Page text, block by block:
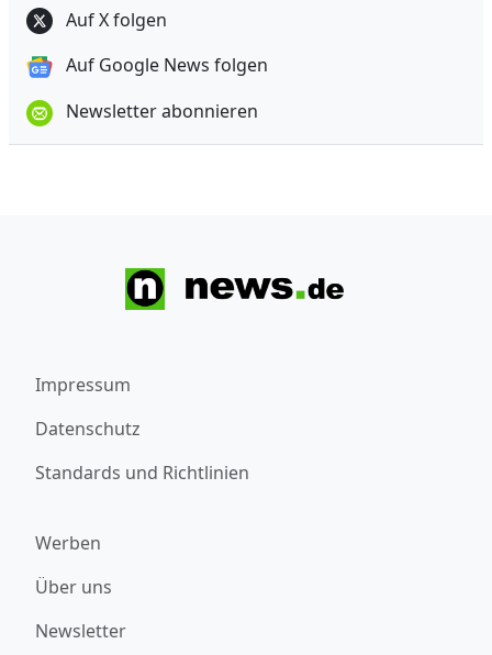
Auf X folgen
Auf Google News folgen
Newsletter abonnieren
Impressum
Datenschutz
Standards und Richtlinien
Werben
Über uns
Newsletter